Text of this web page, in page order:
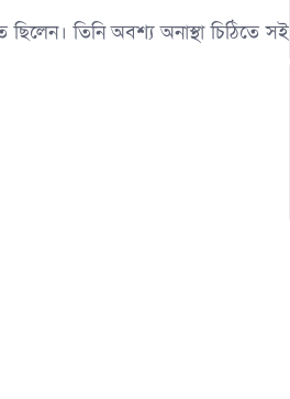
তিনি অবশ্য অনাস্থা চিঠিতে সই